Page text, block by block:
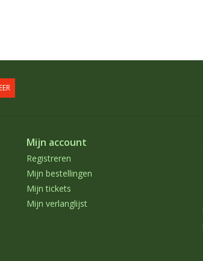
Mijn account
Registreren
Mijn bestellingen
Mijn tickets
Mijn verlanglijst